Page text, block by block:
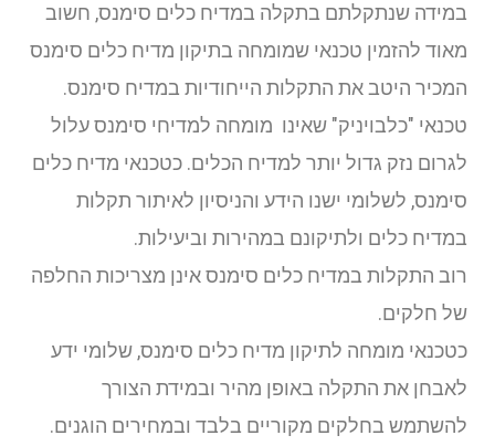
במידה שנתקלתם בתקלה במדיח כלים סימנס, חשוב
מאוד להזמין טכנאי שמומחה בתיקון מדיח כלים סימנס
המכיר היטב את התקלות הייחודיות במדיח סימנס.
טכנאי "כלבויניק" שאינו מומחה למדיחי סימנס עלול
לגרום נזק גדול יותר למדיח הכלים. כטכנאי מדיח כלים
סימנס, לשלומי ישנו הידע והניסיון לאיתור תקלות
במדיח כלים ולתיקונם במהירות וביעילות.
רוב התקלות במדיח כלים סימנס אינן מצריכות החלפה
של חלקים.
כטכנאי מומחה לתיקון מדיח כלים סימנס, שלומי ידע
לאבחן את התקלה באופן מהיר ובמידת הצורך
להשתמש בחלקים מקוריים בלבד ובמחירים הוגנים.